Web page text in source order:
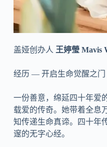
盖娅创办人 王婷瑩 Mavis
经历 — 开启生命觉醒之门
一份善意，绵延四十年爱
载爱的传奇。她带着全息
知传递生命真谛。四十年
邃的无字心经。